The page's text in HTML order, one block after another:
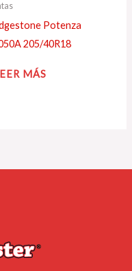
Potenza
205/40R18
MÁS